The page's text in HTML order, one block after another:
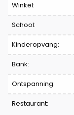
Winkel:
School:
Kinderopvang:
Bank:
Ontspanning:
Restaurant: